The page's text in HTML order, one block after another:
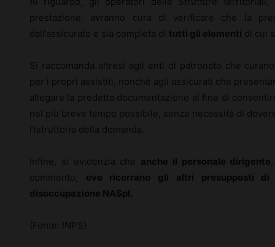
prestazione, avranno cura di verificare che la
dall’assicurato e sia completa di tutti gli elementi di cui
Si raccomanda altresì agli enti di patronato che
per i propri assistiti, nonché agli assicurati che
allegare la predetta documentazione al fine di
nel più breve tempo possibile, senza necessità di
l’istruttoria della domanda.
Infine, si evidenzia che anche il personale dirigente
commento, ove ricorrano gli altri presupposti di
disoccupazione NASpI.
(Fonte: INPS)